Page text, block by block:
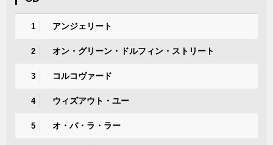
1 アンジェリート
2 オン・グリーン・ドルフィン・ストリート
3 コルコヴァード
4 ウィズアウト・ユー
5 オ・バ・ラ・ラー